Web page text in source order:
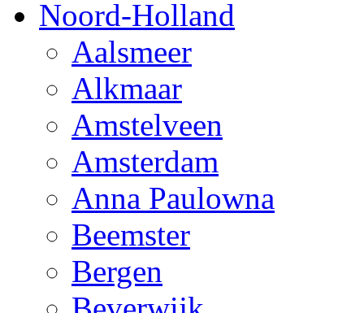
Noord-Holland
Aalsmeer
Alkmaar
Amstelveen
Amsterdam
Anna Paulowna
Beemster
Bergen